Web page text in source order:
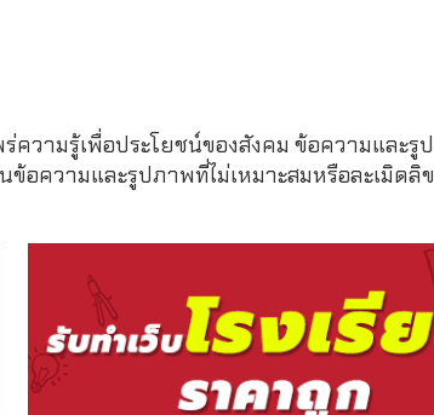
วามรู้เพื่อประโยชน์ของสังคม ข้อความและรู
อความและรูปภาพที่ไม่เหมาะสมหรือละเมิดลิ